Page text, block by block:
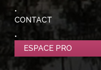
CONTACT
ESPACE PRO